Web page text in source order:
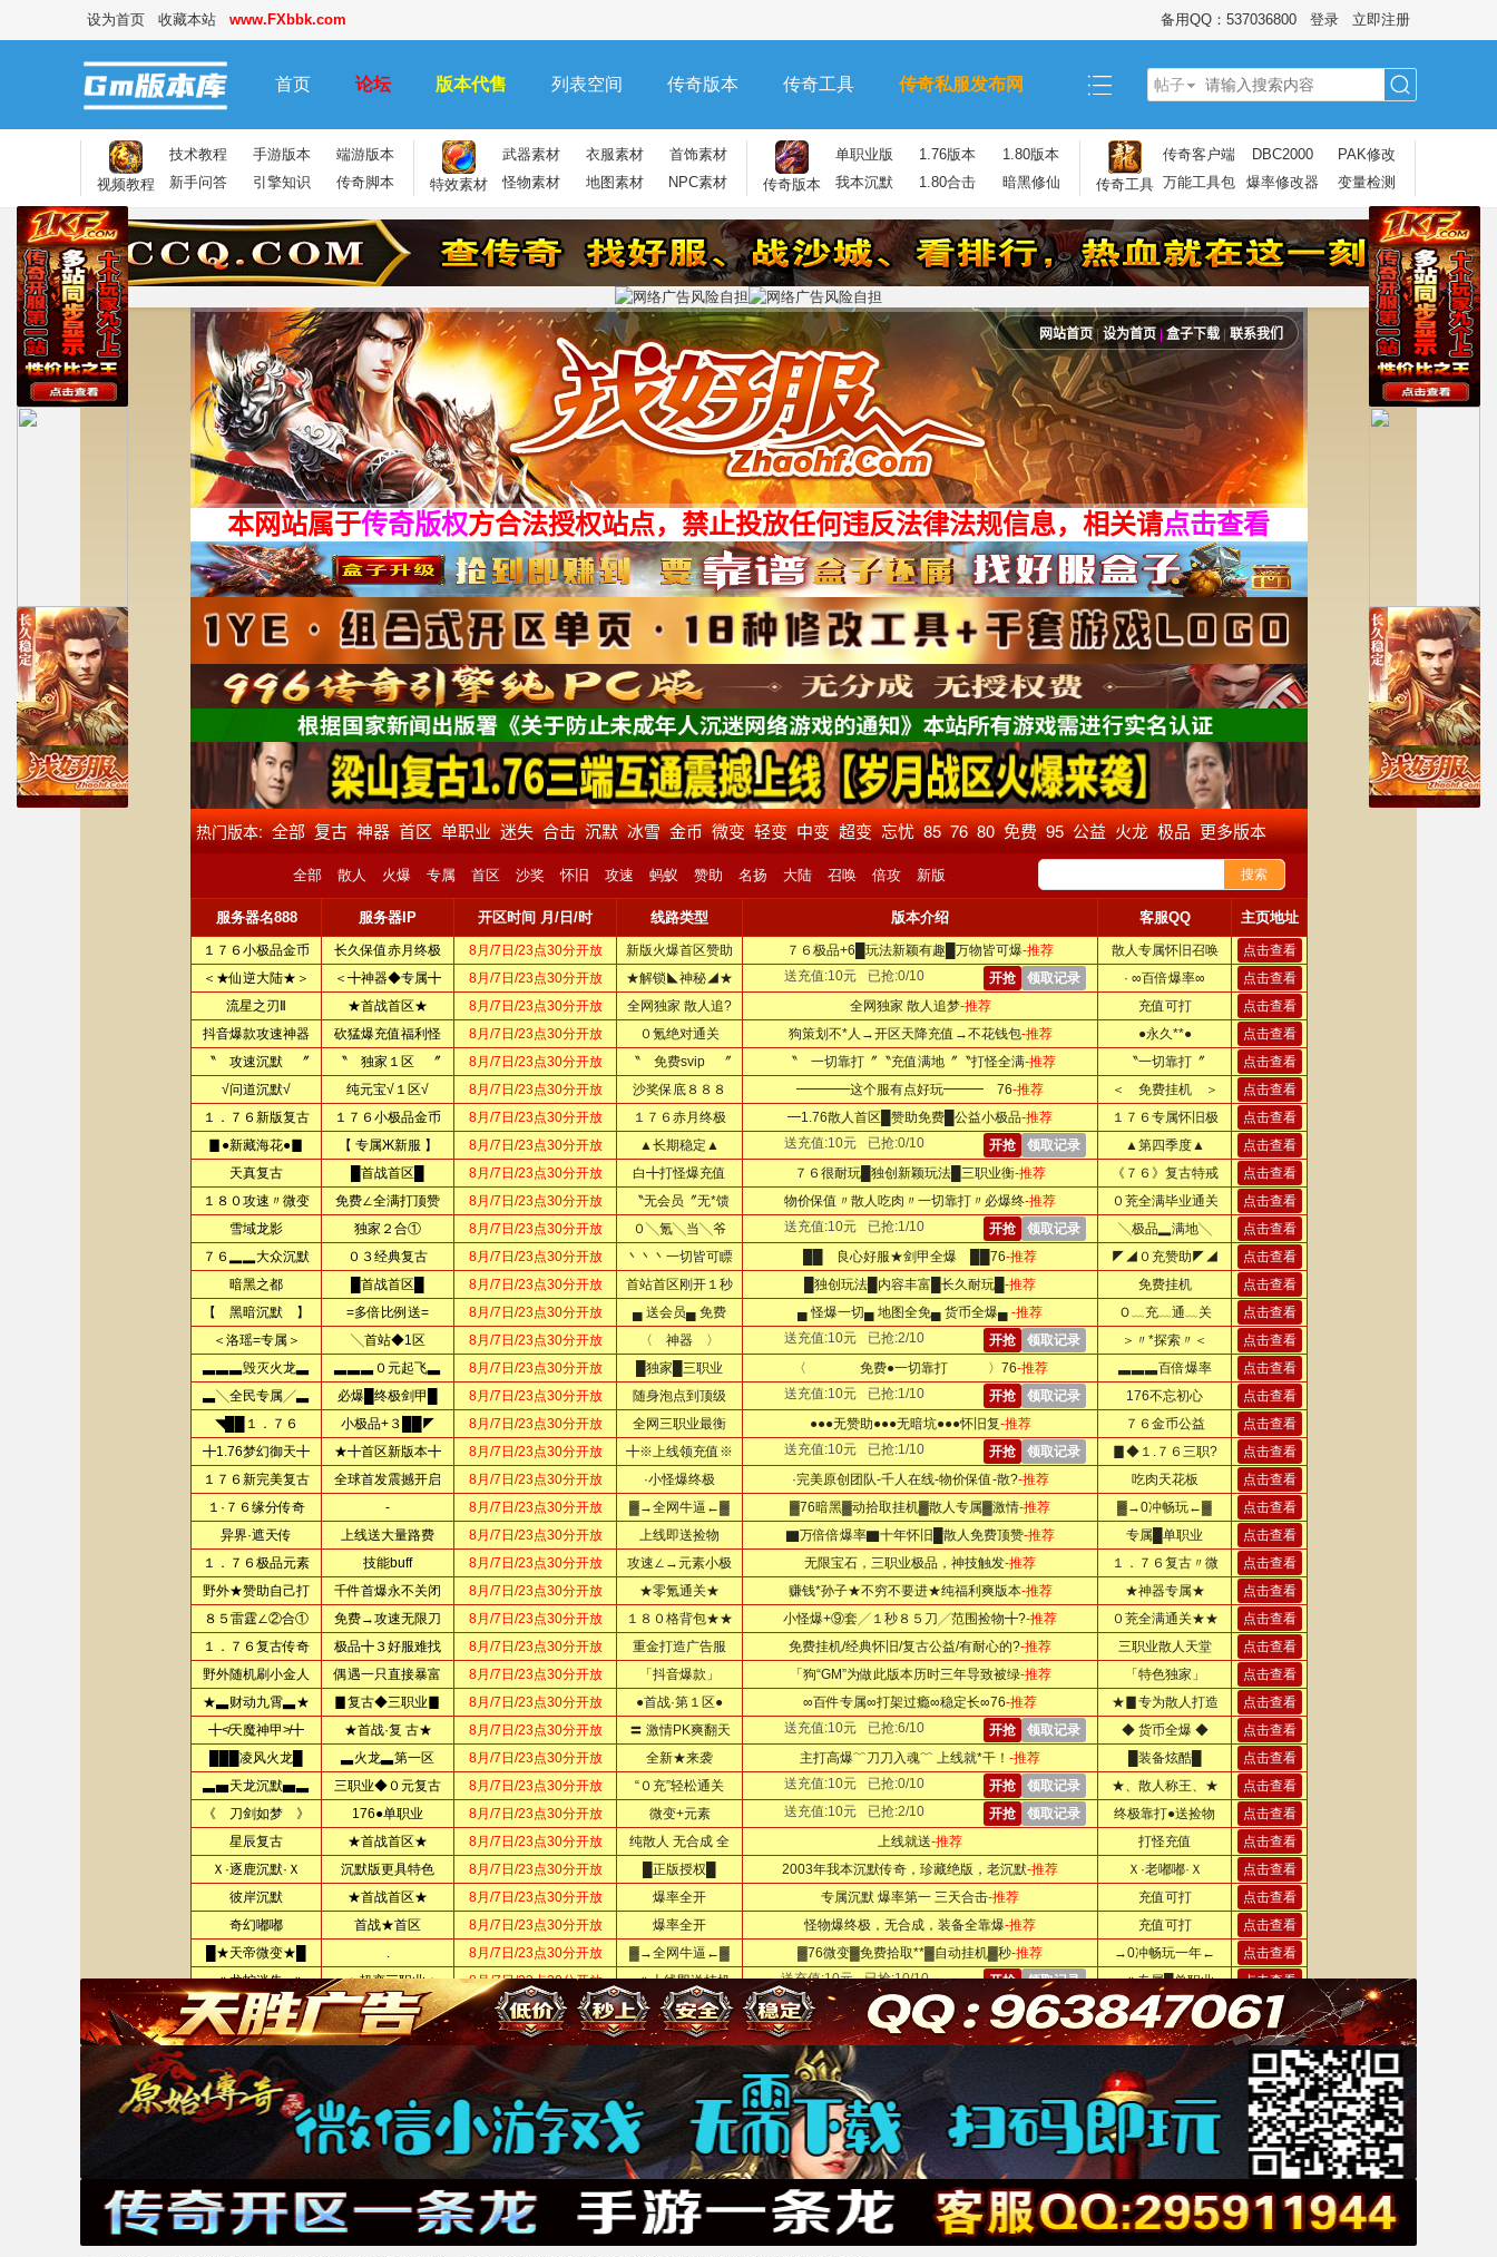
设为首页 收藏本站 www.FXbbk.com 备用QQ：537036800 登录 立即注册
首页 论坛 版本代售 列表空间 传奇版本 传奇工具 传奇私服发布网 帖子
索
视频教程
技术教程 手游版本
端游版本
新手问答
引擎知识 传奇脚本 特效素材
武器素材 衣服素材
首饰素材
怪物素材
地图素材 NPC素材 传奇版本
单职业版 1.76版本
1.80版本
我本沉默
1.80合击 暗黑修仙 传奇工具
传奇客户端 DBC2000
PAK修改
万能工具包
爆率修改器 变量检测